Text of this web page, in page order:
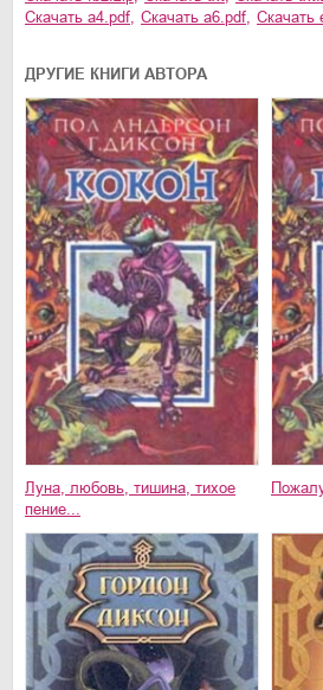
Скачать a4.pdf Скачать a6.pdf Скачать
ДРУГИЕ КНИГИ АВТОРА
Луна, любовь, тишина, тихое
пение...